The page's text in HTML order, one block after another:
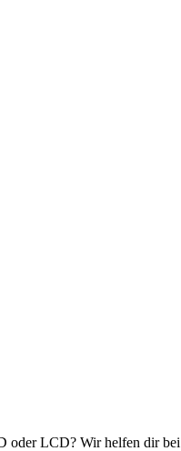
oder LCD? Wir helfen dir bei